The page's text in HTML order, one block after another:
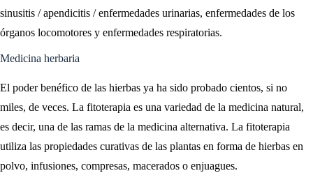
sinusitis / apendicitis / enfermedades urinarias, enfermedades de los
órganos locomotores y enfermedades respiratorias.
Medicina herbaria
El poder benéfico de las hierbas ya ha sido probado cientos, si no
miles, de veces. La fitoterapia es una variedad de la medicina natural,
es decir, una de las ramas de la medicina alternativa. La fitoterapia
utiliza las propiedades curativas de las plantas en forma de hierbas en
polvo, infusiones, compresas, macerados o enjuagues.